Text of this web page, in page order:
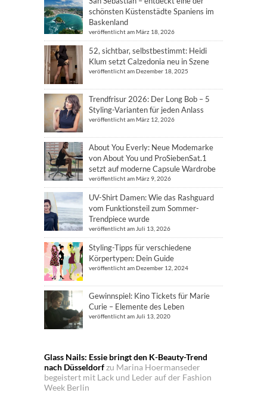
schönsten Küstenstädte Spaniens im
Baskenland
veröffentlicht am März 18, 2026
52, sichtbar, selbstbestimmt: Heidi
Klum setzt Calzedonia neu in Szene
veröffentlicht am Dezember 18, 2025
Trendfrisur 2026: Der Long Bob – 5
Styling-Varianten für jeden Anlass
veröffentlicht am März 12, 2026
About You Everly: Neue Modemarke
von About You und ProSiebenSat.1
setzt auf moderne Capsule Wardrobe
veröffentlicht am März 9, 2026
UV-Shirt Damen: Wie das Rashguard
vom Funktionsteil zum Sommer-
Trendpiece wurde
veröffentlicht am Juli 13, 2026
Styling-Tipps für verschiedene
Körpertypen: Dein Guide
veröffentlicht am Dezember 12, 2024
Gewinnspiel: Kino Tickets für Marie
Curie – Elemente des Leben
veröffentlicht am Juli 13, 2020
Glass Nails: Essie bringt den K-Beauty-Trend
nach Düsseldorfzu Marina Hoermanseder
begeistert mit Lack und Leder auf der Fashion
Week Berlin